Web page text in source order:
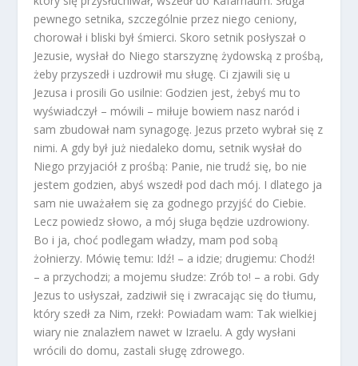
pewnego setnika, szczególnie przez niego ceniony,
chorował i bliski był śmierci. Skoro setnik posłyszał o
Jezusie, wysłał do Niego starszyznę żydowską z prośbą,
żeby przyszedł i uzdrowił mu sługę. Ci zjawili się u
Jezusa i prosili Go usilnie: Godzien jest, żebyś mu to
wyświadczył – mówili – miłuje bowiem nasz naród i
sam zbudował nam synagogę. Jezus przeto wybrał się z
nimi. A gdy był już niedaleko domu, setnik wysłał do
Niego przyjaciół z prośbą: Panie, nie trudź się, bo nie
jestem godzien, abyś wszedł pod dach mój. I dlatego ja
sam nie uważałem się za godnego przyjść do Ciebie.
Lecz powiedz słowo, a mój sługa będzie uzdrowiony.
Bo i ja, choć podlegam władzy, mam pod sobą
żołnierzy. Mówię temu: Idź! – a idzie; drugiemu: Chodź!
– a przychodzi; a mojemu słudze: Zrób to! – a robi. Gdy
Jezus to usłyszał, zadziwił się i zwracając się do tłumu,
który szedł za Nim, rzekł: Powiadam wam: Tak wielkiej
wiary nie znalazłem nawet w Izraelu. A gdy wysłani
wrócili do domu, zastali sługę zdrowego.